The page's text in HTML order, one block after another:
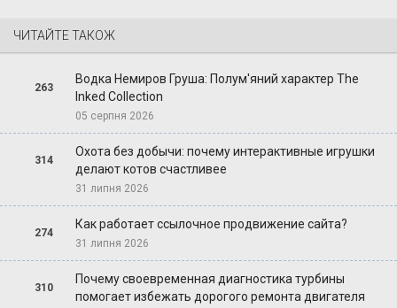
ЧИТАЙТЕ ТАКОЖ
263
Водка Немиров Груша: Полум'яний характер The
Inked Collection
05 серпня 2026
314
Охота без добычи: почему интерактивные игрушки
делают котов счастливее
31 липня 2026
274
Как работает ссылочное продвижение сайта?
31 липня 2026
310
Почему своевременная диагностика турбины
помогает избежать дорогого ремонта двигателя